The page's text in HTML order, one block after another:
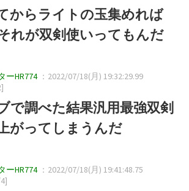
からライトの玉集めれば
れが双剣使いってもんだ
ーHR774 ：2022/07/18(月) 19:32:29.99
で調べた結果汎用最強双剣
がってしまうんだ
ーHR774 ：2022/07/18(月) 19:41:48.75